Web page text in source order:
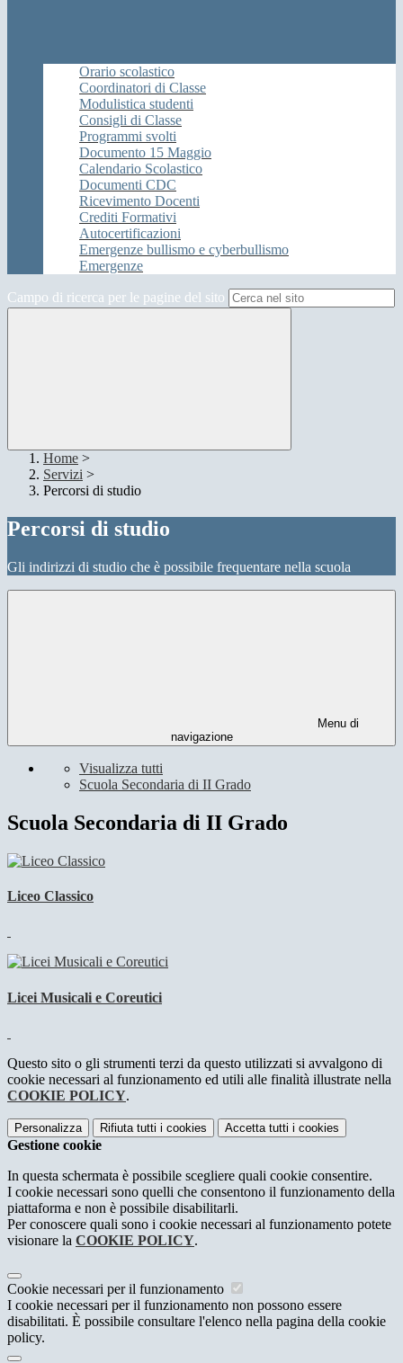
Orario scolastico
Coordinatori di Classe
Modulistica studenti
Consigli di Classe
Programmi svolti
Documento 15 Maggio
Calendario Scolastico
Documenti CDC
Ricevimento Docenti
Crediti Formativi
Autocertificazioni
Emergenze bullismo e cyberbullismo
Emergenze
Campo di ricerca per le pagine del sito
Home >
Servizi >
Percorsi di studio
Percorsi di studio
Gli indirizzi di studio che è possibile frequentare nella scuola
Menu di
navigazione
Visualizza tutti
Scuola Secondaria di II Grado
Scuola Secondaria di II Grado
Liceo Classico
Licei Musicali e Coreutici
Questo sito o gli strumenti terzi da questo utilizzati si avvalgono di
cookie necessari al funzionamento ed utili alle finalità illustrate nella
COOKIE POLICY.
Personalizza Rifiuta tutti i cookies Accetta tutti i cookies
Gestione cookie
In questa schermata è possibile scegliere quali cookie consentire.
I cookie necessari sono quelli che consentono il funzionamento della
piattaforma e non è possibile disabilitarli.
Per conoscere quali sono i cookie necessari al funzionamento potete
visionare la COOKIE POLICY.
Cookie necessari per il funzionamento
I cookie necessari per il funzionamento non possono essere
disabilitati. È possibile consultare l'elenco nella pagina della cookie
policy.